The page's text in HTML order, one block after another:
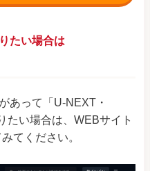
たい場合は
あって「U-NEXT・
たい場合は、WEBサイト
てください。